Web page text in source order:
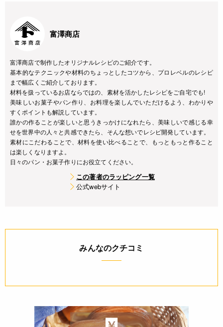
富澤商店
富澤商店で制作したオリジナルレシピのご紹介です。
基本的なテクニックや材料のちょっとしたコツから、プロレベルのレシピ
まで幅広くご紹介しております。
材料を扱っているお店ならではの、素材を活かしたレシピをご自宅でも!
美味しいお菓子やパン作り、お料理を楽しんでいただけるよう、わかりや
すくポイントも解説しています。
誰かの作ることが楽しいと思うきっかけになれたら、美味しいで感じる幸
せを世界中の人々と共感できたら、そんな想いでレシピ開発しています。
素材にこだわることで、材料を使い比べることで、もっともっと作ること
は楽しくなりますよ。
日々のパン・お菓子作りにお役立てください。
この著者のラッピング一覧
公式webサイト
みんなのクチコミ